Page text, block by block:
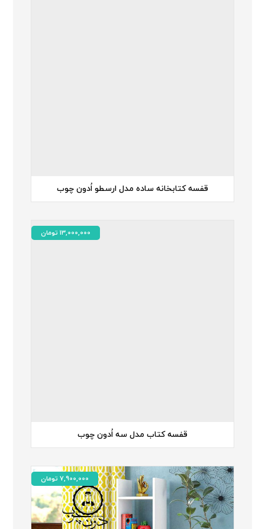
قفسه کتابخانه ساده مدل ارسطو اُدون چوب
قفسه کتاب مدل سه اُدون چوب
13,000,000 تومان
7,900,000 تومان